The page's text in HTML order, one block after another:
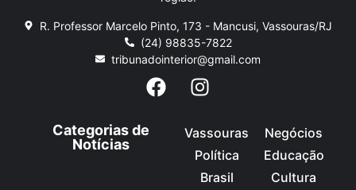
R. Professor Marcelo Pinto, 173 - Mancusi, Vassouras/RJ
(24) 98835-7822
tribunadointerior@gmail.com
Categorias de
Notícias
Vassouras
Política
Brasil
Negócios
Educação
Cultura